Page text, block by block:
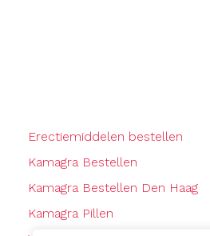
Erectiemiddelen bestellen
Kamagra Bestellen
Kamagra Bestellen Den Haag
Kamagra Pillen